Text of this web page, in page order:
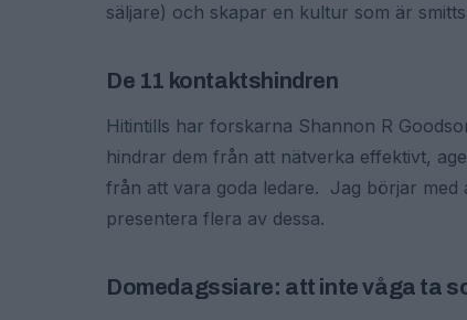
säljare) och skapar en kultur som är
De 11 kontaktshindren
Hitintills har forskarna Shannon R
hindrar dem från att nätverka effektivt,
från att vara goda ledare. Jag börjar
presentera flera av dessa.
Domedagssiare: att inte våga ta